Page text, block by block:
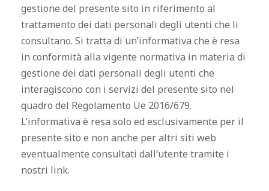
gestione del presente sito in riferimento al
trattamento dei dati personali degli utenti che li
consultano. Si tratta di un’informativa che è resa
in conformità alla vigente normativa in materia di
gestione dei dati personali degli utenti che
interagiscono con i servizi del presente sito nel
quadro del Regolamento Ue 2016/679.
L’informativa è resa solo ed esclusivamente per il
presente sito e non anche per altri siti web
eventualmente consultati dall’utente tramite i
nostri link.